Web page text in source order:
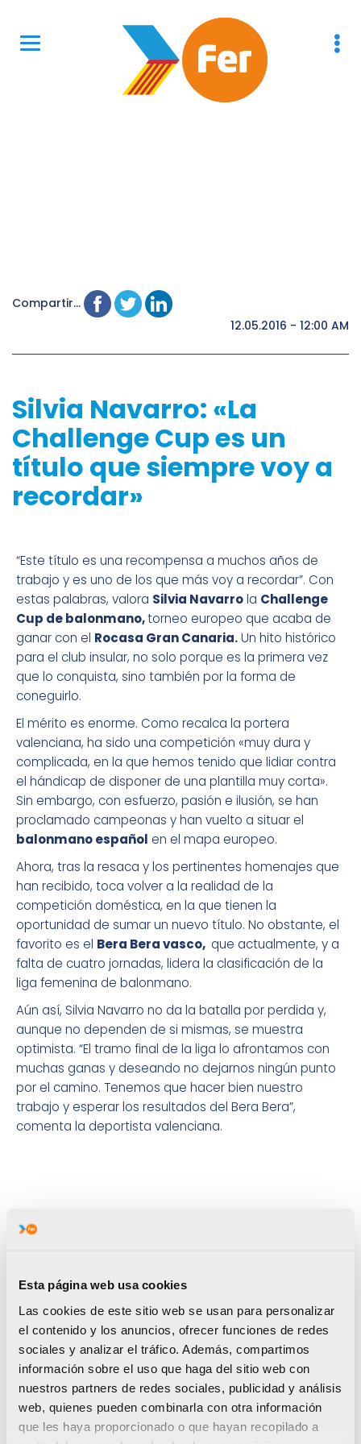
Esta página web usa cookies
Las cookies de este sitio web se usan para personalizar
el contenido y los anuncios, ofrecer funciones de redes
sociales y analizar el tráfico. Además, compartimos
información sobre el uso que haga del sitio web con
nuestros partners de redes sociales, publicidad y análisis
web, quienes pueden combinarla con otra información
que les haya proporcionado o que hayan recopilado a
Compartir...
12.05.2016 - 12:00 AM
Silvia Navarro: «La
Challenge Cup es un
título que siempre voy a
recordar»
“Este título es una recompensa a muchos años de
trabajo y es uno de los que más voy a recordar”. Con
estas palabras, valora Silvia Navarrola Challenge
Cup de balonmano,torneo europeo que acaba de
ganar con el Rocasa Gran Canaria.Un hito histórico
para el club insular, no solo porque es la primera vez
que lo conquista, sino también por la forma de
coneguirlo.
El mérito es enorme. Como recalca la portera
valenciana, ha sido una competición «muy dura y
complicada, en la que hemos tenido que lidiar contra
el hándicap de disponer de una plantilla muy corta».
Sin embargo, con esfuerzo, pasión e ilusión, se han
proclamado campeonas y han vuelto a situar el
balonmano español en el mapa europeo.
Ahora, tras la resaca y los pertinentes homenajes que
han recibido, toca volver a la realidad de la
competición doméstica, en la que tienen la
oportunidad de sumar un nuevo título. No obstante, el
favorito es el Bera Bera vasco, que actualmente, y a
falta de cuatro jornadas, lidera la clasificación de la
liga femenina de balonmano.
Aún así, Silvia Navarro no da la batalla por perdida y,
aunque no dependen de si mismas, se muestra
optimista. “El tramo final de la liga lo afrontamos con
muchas ganas y deseando no dejarnos ningún punto
por el camino. Tenemos que hacer bien nuestro
trabajo y esperar los resultados del Bera Bera”,
comenta la deportista valenciana.